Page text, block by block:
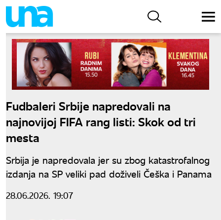
Fudbaleri Srbije napredovali na
najnovijoj FIFA rang listi: Skok od tri
mesta
Srbija je napredovala jer su zbog katastrofalnog
izdanja na SP veliki pad doživeli Češka i Panama
28.06.2026. 19:07